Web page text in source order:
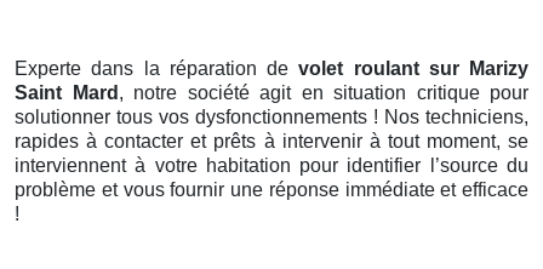
Experte dans la réparation devolet roulant sur Marizy
Saint Mard , notre société agit en situation critique pour
solutionner tous vos dysfonctionnements ! Nos techniciens,
rapides à contacter et prêts à intervenir à tout moment, se
interviennent à votre habitation pour identifier l’source du
problème et vous fournir une réponse immédiate et efficace
!